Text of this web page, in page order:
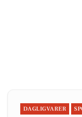
DAGLIGVARER